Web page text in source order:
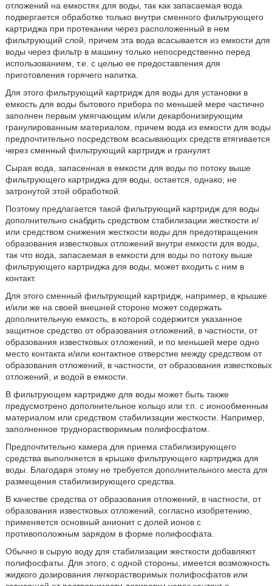
отложений на емкостях для воды, так как запасаемая вода
подвергается обработке только внутри сменного фильтрующего
картриджа при протекании через расположенный в нем
фильтрующий слой, причем эта вода всасывается из емкости для
воды через фильтр в машину только непосредственно перед
использованием, т.е. с целью ее предоставления для
приготовления горячего напитка.
Для этого фильтрующий картридж для воды для установки в
емкость для воды бытового прибора по меньшей мере частично
заполнен первым умягчающим и/или декарбонизирующим
гранулированным материалом, причем вода из емкости для воды
предпочтительно посредством всасывающих средств втягивается
через сменный фильтрующий картридж и гранулят.
Сырая вода, запасенная в емкости для воды по потоку выше
фильтрующего картриджа для воды, остается, однако, не
затронутой этой обработкой.
Поэтому предлагается такой фильтрующий картридж для воды
дополнительно снабдить средством стабилизации жесткости и/
или средством снижения жесткости воды для предотвращения
образования известковых отложений внутри емкости для воды,
так что вода, запасаемая в емкости для воды по потоку выше
фильтрующего картриджа для воды, может входить с ним в
контакт.
Для этого сменный фильтрующий картридж, например, в крышке
и/или же на своей внешней стороне может содержать
дополнительную емкость, в которой содержится указанное
защитное средство от образования отложений, в частности, от
образования известковых отложений, и по меньшей мере одно
место контакта и/или контактное отверстие между средством от
образования отложений, в частности, от образования известковых
отложений, и водой в емкости.
В фильтрующем картридже для воды может быть также
предусмотрено дополнительное кольцо или т.п. с ионообменным
материалом или средством стабилизации жесткости. Например,
заполненное труднорастворимым полифосфатом.
Предпочтительно камера для приема стабилизирующего
средства выполняется в крышке фильтрующего картриджа для
воды. Благодаря этому не требуется дополнительного места для
размещения стабилизирующего средства.
В качестве средства от образования отложений, в частности, от
образования известковых отложений, согласно изобретению,
применяется основный анионит с долей ионов с
противоположным зарядом в форме полифосфата.
Обычно в сырую воду для стабилизации жесткости добавляют
полифосфаты. Для этого, с одной стороны, имеется возможность
жидкого дозирования легкорастворимых полифосфатов или